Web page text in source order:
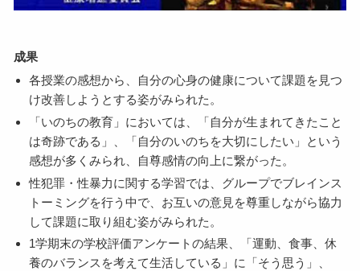
成果
各授業の感想から、自分の心身の健康について課題を見つ
け改善しようとする姿がみられた。
「いのちの教育」においては、「自分が生まれてきたこと
は奇跡である」、「自分のいのちを大切にしたい」という
感想が多くみられ、自尊感情の向上に繋がった。
性犯罪・性暴力に関する学習では、グループでブレインス
トーミングを行う中で、お互いの意見を尊重しながら協力
して課題に取り組む姿がみられた。
1学期末の学校評価アンケートの結果、「運動、食事、休
養のバランスを考えて生活している」に「そう思う」、